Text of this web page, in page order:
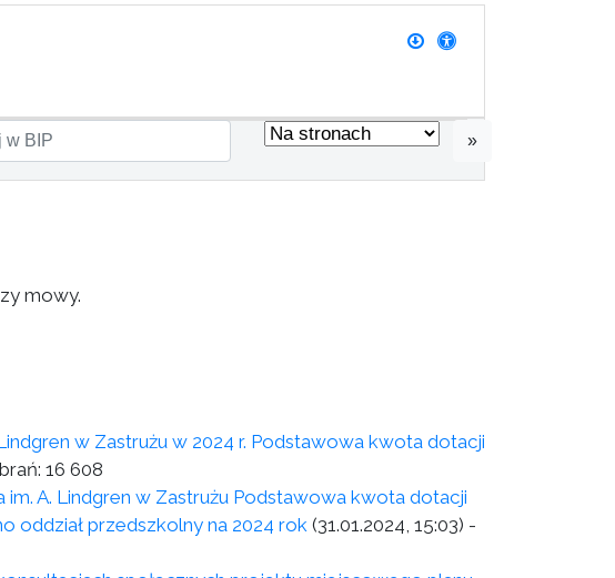
»
mowy.
w Zastrużu w 2024 r. Podstawowa kwota dotacji
16 608
A. Lindgren w Zastrużu Podstawowa kwota dotacji
oddział przedszkolny na 2024 rok (31.01.2024, 15:03) -